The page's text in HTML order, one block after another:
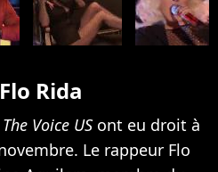
Rida
The Voice USont eu droit à
Le rappeur Flo